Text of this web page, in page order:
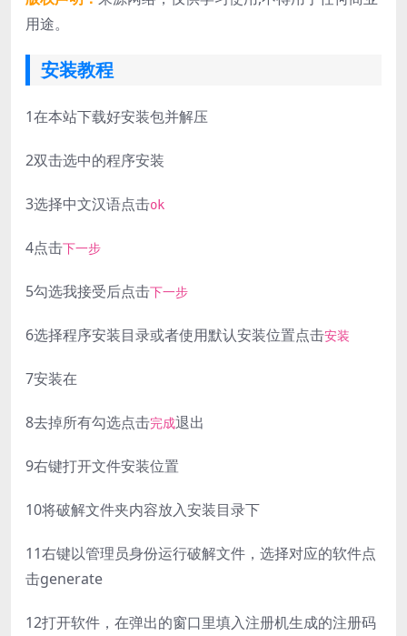
用途。
安装教程
1在本站下载好安装包并解压
2双击选中的程序安装
3选择中文汉语点击ok
4点击下一步
5勾选我接受后点击下一步
6选择程序安装目录或者使用默认安装位置点击安装
7安装在
8去掉所有勾选点击完成退出
9右键打开文件安装位置
10将破解文件夹内容放入安装目录下
11右键以管理员身份运行破解文件，选择对应的软件点
击generate
12打开软件，在弹出的窗口里填入注册机生成的注册码